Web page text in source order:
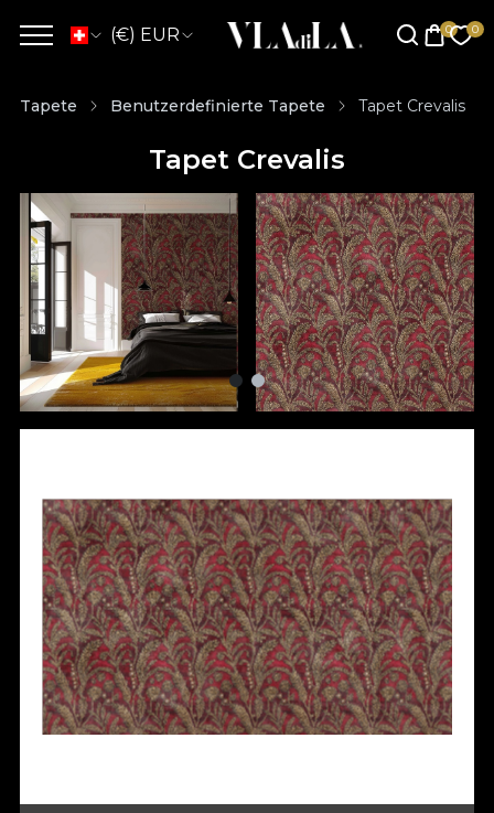
(€) EUR
Tapete Benutzerdefinierte Tapete Tapet Crevalis
Tapet Crevalis